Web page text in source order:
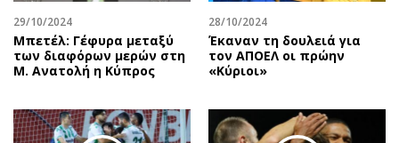
29/10/2024
Μπετέλ: Γέφυρα μεταξύ
των διαφόρων μερών στη
Μ. Ανατολή η Κύπρος
28/10/2024
Έκαναν τη δουλειά για
τον ΑΠΟΕΛ οι πρώην
«Κύριοι»